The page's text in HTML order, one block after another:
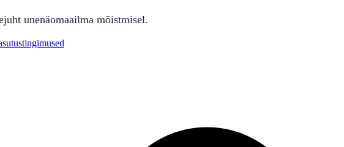
unenäomaailma mõistmisel.